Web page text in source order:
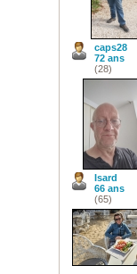
caps28
72 ans
(28)
Isard
66 ans
(65)